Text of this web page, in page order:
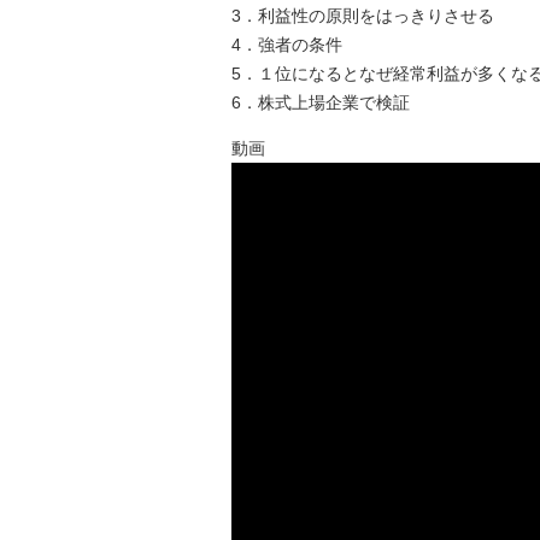
3．利益性の原則をはっきりさせる
4．強者の条件
5．１位になるとなぜ経常利益が多くな
6．株式上場企業で検証
動画